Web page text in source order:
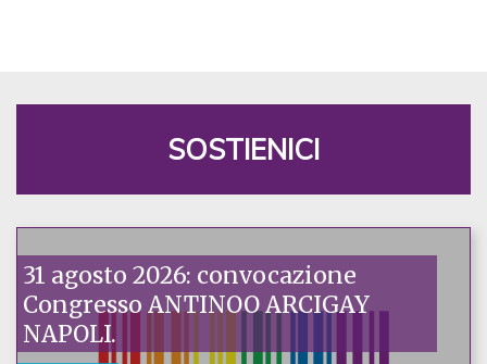
SOSTIENICI
31 agosto 2026: convocazione
Congresso ANTINOO ARCIGAY
NAPOLI.